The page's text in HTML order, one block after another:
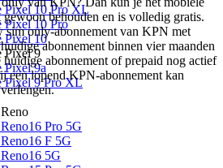
Pixel 10 Pro XL
Pixel 10 Pro
Pixel 10
Pixel 9
Pixel 9a
Pixel 9 Pro XL
Pro 5G
F 5G
5G
behouden en is volledig gratis.
sim only-abonnement van KPN met
abonnement binnen vier maanden
abonnement of prepaid nog actief
een lopend KPN-abonnement kan